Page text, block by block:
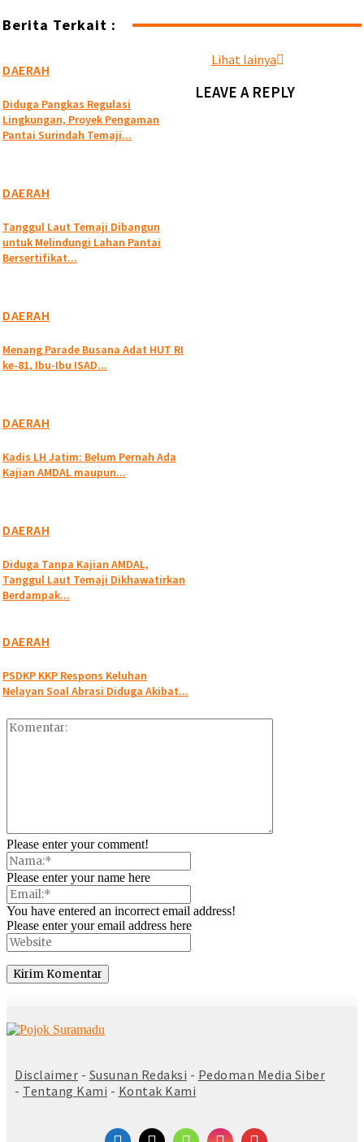
Berita Terkait :
DAERAH
Diduga Pangkas Regulasi
Lingkungan, Proyek Pengaman
Pantai Surindah Temaji...
DAERAH
Tanggul Laut Temaji Dibangun
untuk Melindungi Lahan Pantai
Bersertifikat...
DAERAH
Menang Parade Busana Adat HUT RI
ke-81, Ibu-Ibu ISAD...
DAERAH
Kadis LH Jatim: Belum Pernah Ada
Kajian AMDAL maupun...
DAERAH
Diduga Tanpa Kajian AMDAL,
Tanggul Laut Temaji Dikhawatirkan
Berdampak...
DAERAH
PSDKP KKP Respons Keluhan
Nelayan Soal Abrasi Diduga Akibat...
Lihat lainya
LEAVE A REPLY
Please enter your comment!
Please enter your name here
You have entered an incorrect email address!
Please enter your email address here
Disclaimer - Susunan Redaksi - Pedoman Media Siber
- Tentang Kami - Kontak Kami